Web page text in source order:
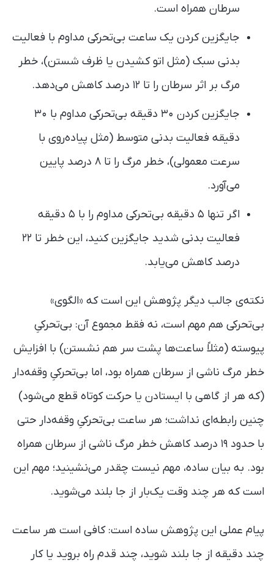
سرطان همراه است.
جایگزین کردن یک ساعت بی‌تحرکی مداوم با فعالیت
بدنی سبک (مثل اتو کشیدن یا ظرف شستن)، خطر
مرگ بر اثر سرطان را تا ۱۲ درصد کاهش می‌دهد.
جایگزین کردن ۳۰ دقیقه بی‌تحرکی مداوم با ۳۰
دقیقه فعالیت بدنی متوسط (مثل پیاده‌روی با
سرعت معمولی)، خطر مرگ را تا ۸ درصد پایین
می‌آورد.
اگر تنها ۵ دقیقه بی‌تحرکی مداوم را با ۵ دقیقه
فعالیت بدنی شدید جایگزین کنید، این خطر تا ۲۲
درصد کاهش می‌یابد.
نکته‌ی جالب دیگر پژوهش این است که «الگوی»
بی‌تحرکی هم مهم است، نه فقط مجموع آن: بی‌تحرکیِ
پیوسته (مثلاً ساعت‌ها پشت سر هم نشستن) با افزایش
خطر مرگ ناشی از سرطان همراه بود، اما بی‌تحرکیِ وقفه‌دار
(که هر از گاهی با ایستادن یا حرکت کوتاه قطع می‌شود)
چنین رابطه‌ای نداشت؛ هر ساعت بی‌تحرکیِ وقفه‌دار حتی
با حدود ۱۹ درصد کاهش خطر مرگ ناشی از سرطان همراه
بود. به بیان ساده، مهم نیست چقدر می‌نشینید؛ مهم این
است که هر چند وقت یک‌بار از جا بلند می‌شوید.
پیام عملی این پژوهش ساده است: کافی است هر ساعت
چند دقیقه از جا بلند شوید، چند قدم راه بروید یا کار